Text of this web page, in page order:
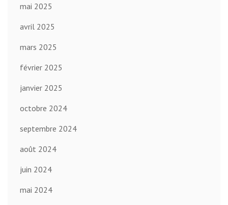
mai 2025
avril 2025
mars 2025
février 2025
janvier 2025
octobre 2024
septembre 2024
août 2024
juin 2024
mai 2024